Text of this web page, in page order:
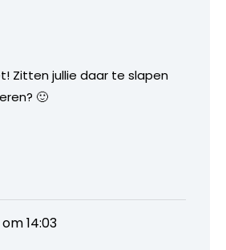
Zitten jullie daar te slapen
🙂
14:03